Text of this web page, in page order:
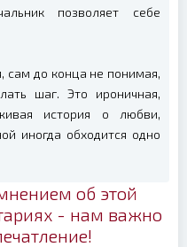
позволяет себе
сам до конца не понимая,
шаг. Это ироничная,
история о любви,
иногда обходится одно
об этой
- нам важно